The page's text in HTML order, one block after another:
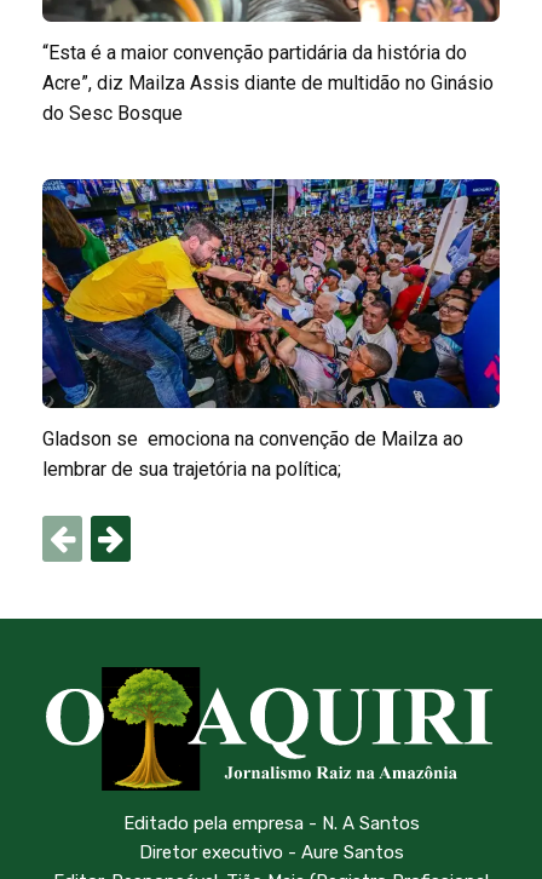
“Esta é a maior convenção partidária da história do
Acre”, diz Mailza Assis diante de multidão no Ginásio
do Sesc Bosque
Gladson se emociona na convenção de Mailza ao
lembrar de sua trajetória na política;
Editado pela empresa - N. A Santos
Diretor executivo - Aure Santos